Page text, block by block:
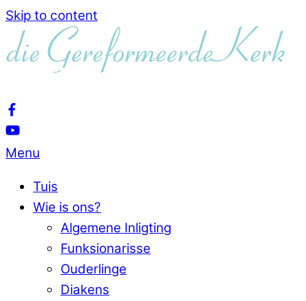
Skip to content
Menu
Tuis
Wie is ons?
Algemene Inligting
Funksionarisse
Ouderlinge
Diakens